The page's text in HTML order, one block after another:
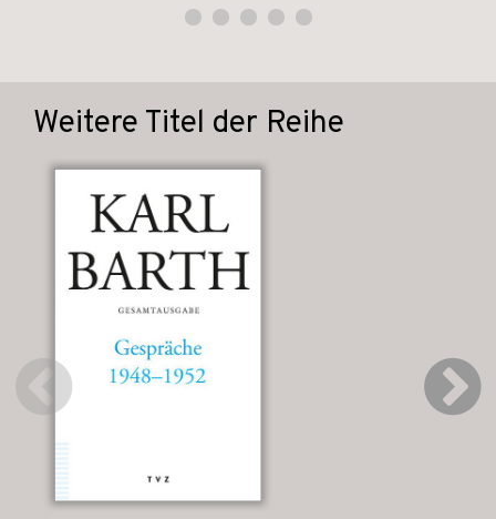
Weitere Titel der Reihe